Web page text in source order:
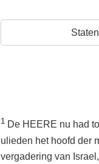
1 De HEERE nu had
ulieden het hoofd der
vergadering van